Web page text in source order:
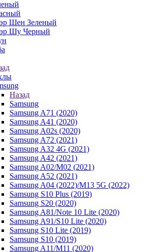
Шен Зеленый
Шу Черный
Назад
Samsung
Samsung A71 (2020)
Samsung A41 (2020)
Samsung A02s (2020)
Samsung A72 (2021)
Samsung A32 4G (2021)
Samsung A42 (2021)
Samsung A02/M02 (2021)
Samsung A52 (2021)
Samsung A04 (2022)/M13 5G (2022)
Samsung S10 Plus (2019)
Samsung S20 (2020)
Samsung A81/Note 10 Lite (2020)
Samsung A91/S10 Lite (2020)
Samsung S10 Lite (2019)
Samsung S10 (2019)
Samsung A11/M11 (2020)